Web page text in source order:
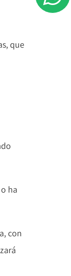
que
ha
con